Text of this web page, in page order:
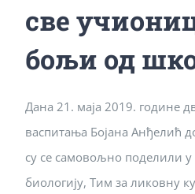
све
бољи од
Дана 21. маја 2019. године
васпитања Бојана Анђелић
су се самовољно поделили у
биологију, Тим за ликовну